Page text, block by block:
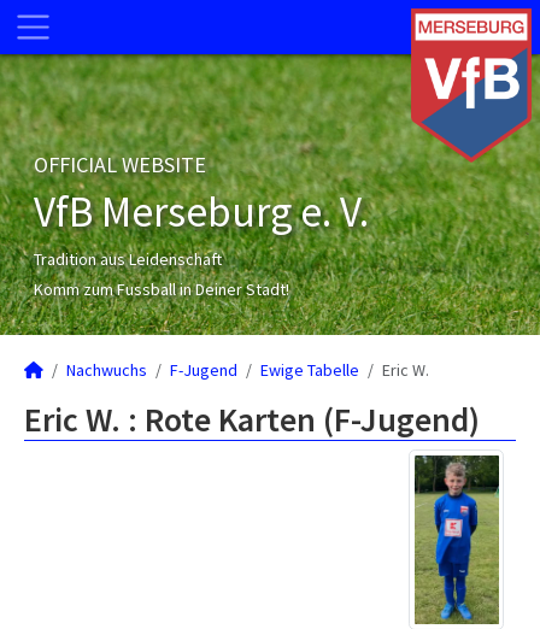
OFFICIAL WEBSITE
VfB Merseburg e. V.
Tradition aus Leidenschaft
Komm zum Fussball in Deiner Stadt!
Nachwuchs F-Jugend Ewige Tabelle Eric W.
Eric W. : Rote Karten (F-Jugend)